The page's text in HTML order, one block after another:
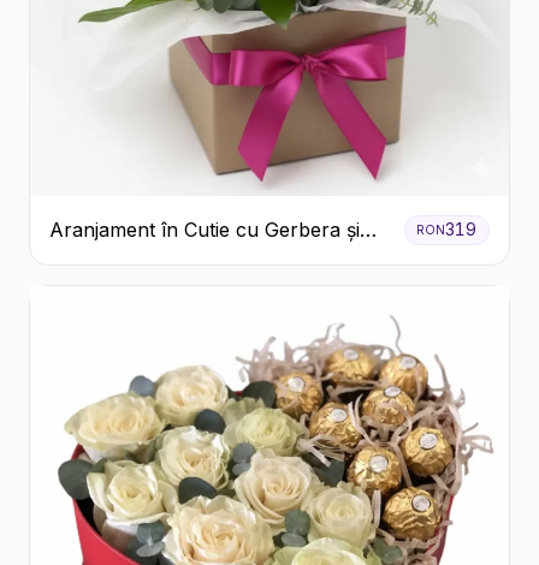
Aranjament în Cutie cu Gerbera și
Trandafiri Roz
RON319